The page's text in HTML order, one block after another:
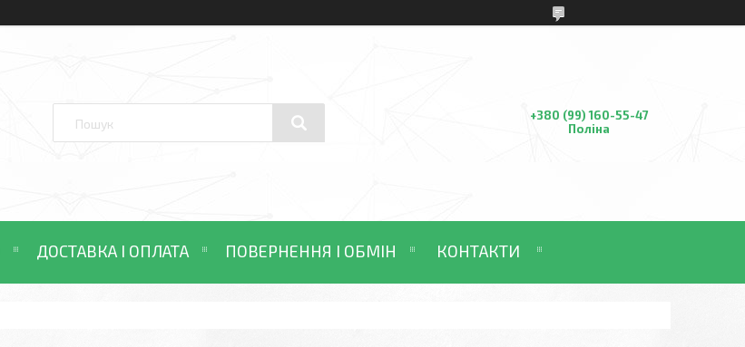
+380 (99) 160-55-47
Поліна
ДОСТАВКА І ОПЛАТА ПОВЕРНЕННЯ І ОБМІН КОНТАКТИ